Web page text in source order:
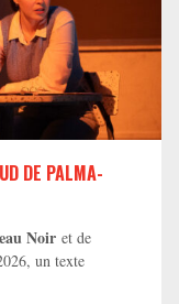
DE PALMA-
Noir et de
un texte